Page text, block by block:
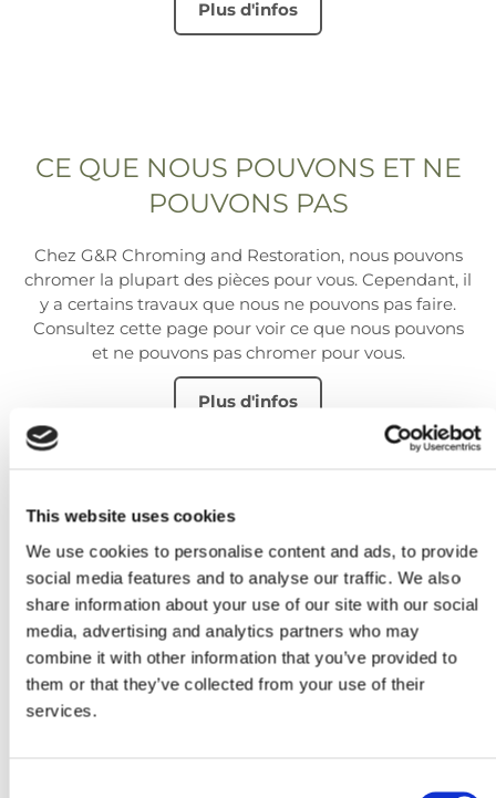
This website uses cookies
We use cookies to personalise content and ads, to provide
social media features and to analyse our traffic. We also
share information about your use of our site with our social
media, advertising and analytics partners who may
combine it with other information that you’ve provided to
them or that they’ve collected from your use of their
services.
Plus d'infos
CE QUE NOUS POUVONS ET NE
POUVONS PAS
Chez G&R Chroming and Restoration, nous pouvons
chromer la plupart des pièces pour vous. Cependant, il
y a certains travaux que nous ne pouvons pas faire.
Consultez cette page pour voir ce que nous pouvons
et ne pouvons pas chromer pour vous.
Plus d'infos
À VENDRE
Chez G&R Chroming and Restoration, vous pouvez
également trouver des pièces chromées pour les
marques Porsche et Mercedes. Consultez cette page
pour voir quelles pièces nous avons en stock.